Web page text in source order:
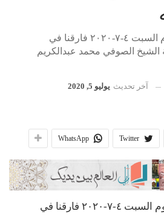
قبل عدة ساعات من اليوم السبت ٤-٧-٢٠٢٠ فارقنا في
الشيخ الصوفي محمد عبدالكريم
آخر تحديث يوليو 5, 2020
Twitter
WhatsApp
قبل عدة ساعات من اليوم السبت ٤-٧-٢٠٢٠ فارقنا في